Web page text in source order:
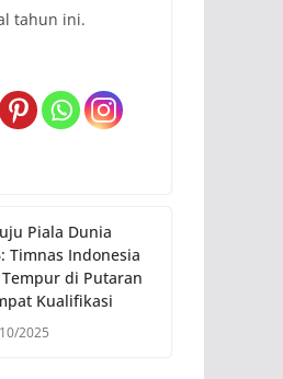
tahun ini.
Piala Dunia
Timnas Indonesia
di Putaran
Kualifikasi
2025